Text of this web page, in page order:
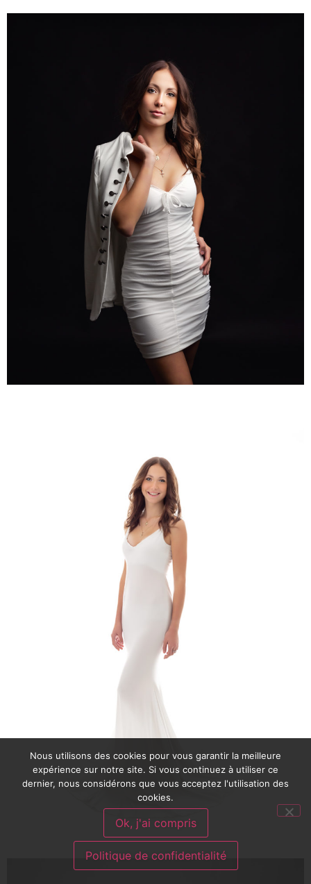
Nous utilisons des cookies pour vous garantir la meilleure
expérience sur notre site. Si vous continuez à utiliser ce
dernier, nous considérons que vous acceptez l'utilisation des
cookies.
Ok, j'ai compris
Politique de confidentialité